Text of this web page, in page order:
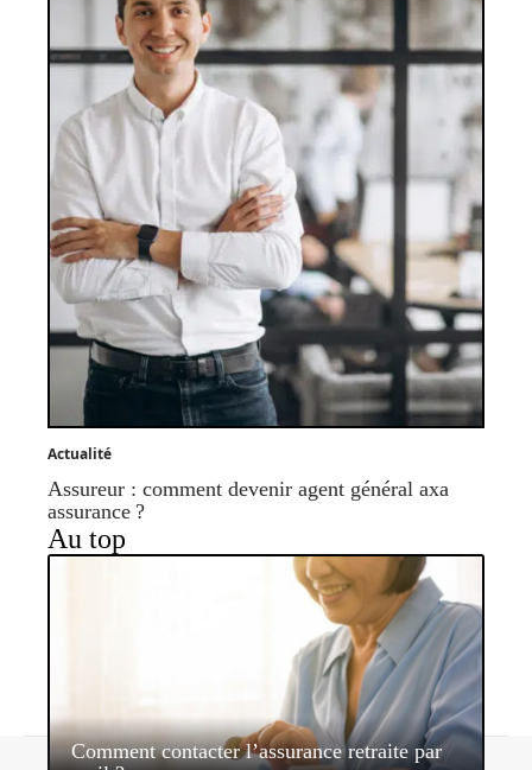
Actualité
Assureur : comment devenir agent général axa
assurance ?
Au top
Comment contacter l’assurance retraite par